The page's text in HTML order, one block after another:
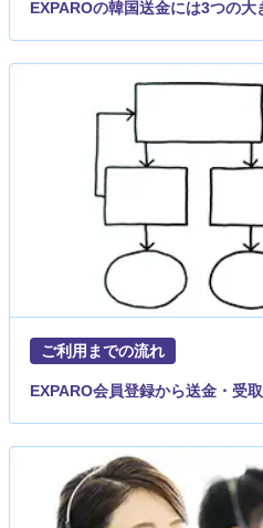
EXPAROの韓国送金には3つの大
ご利用までの流れ
EXPARO会員登録から送金・受